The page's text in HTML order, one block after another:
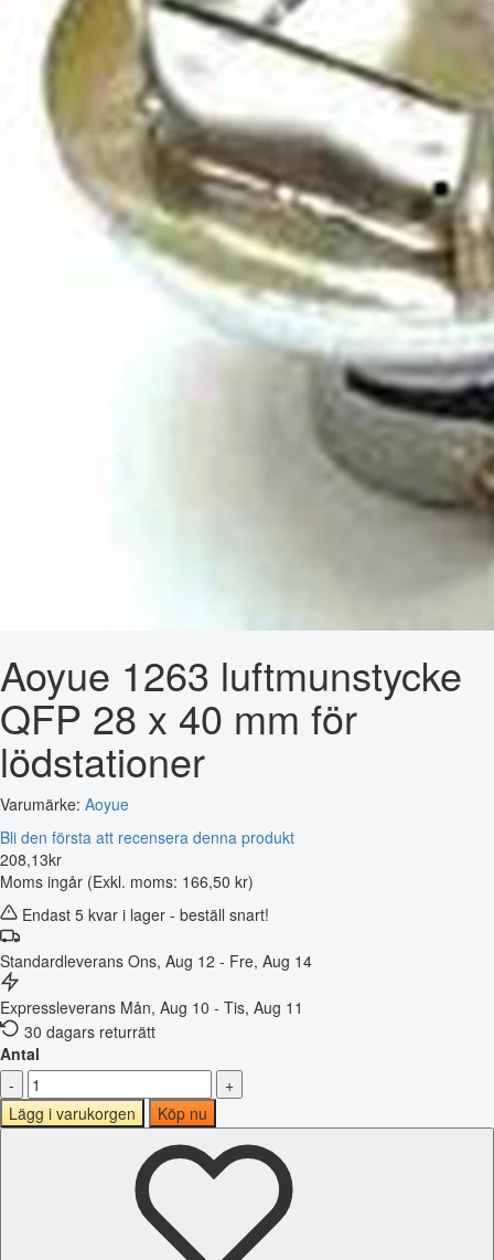
Aoyue 1263 luftmunstycke
QFP 28 x 40 mm för
lödstationer
Varumärke: Aoyue
Bli den första att recensera denna produkt
208,13kr
Moms ingår (Exkl. moms: 166,50 kr)
Endast 5 kvar i lager - beställ snart!
Standardleverans Ons, Aug 12 - Fre, Aug 14
Expressleverans Mån, Aug 10 - Tis, Aug 11
30 dagars returrätt
Antal
-
+
Lägg i varukorgen
Köp nu